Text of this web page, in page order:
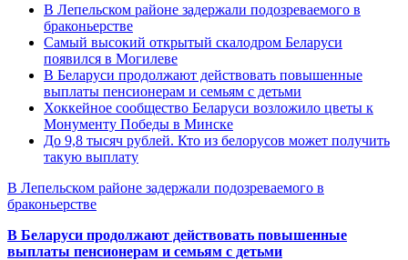
В Лепельском районе задержали подозреваемого в
браконьерстве
Самый высокий открытый скалодром Беларуси
появился в Могилеве
В Беларуси продолжают действовать повышенные
выплаты пенсионерам и семьям с детьми
Хоккейное сообщество Беларуси возложило цветы к
Монументу Победы в Минске
До 9,8 тысяч рублей. Кто из белорусов может получить
такую выплату
В Лепельском районе задержали подозреваемого в
браконьерстве
В Беларуси продолжают действовать повышенные
выплаты пенсионерам и семьям с детьми